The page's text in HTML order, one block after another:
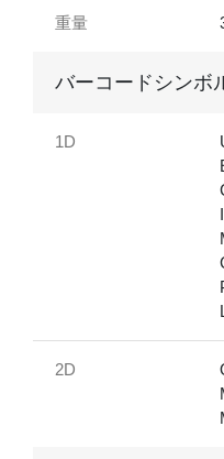
重量
バーコードシンボ
1D
2D